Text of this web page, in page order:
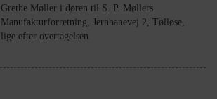
Grethe Møller i døren til S. P. Møllers
Manufakturforretning, Jernbanevej 2, Tølløse,
lige efter overtagelsen